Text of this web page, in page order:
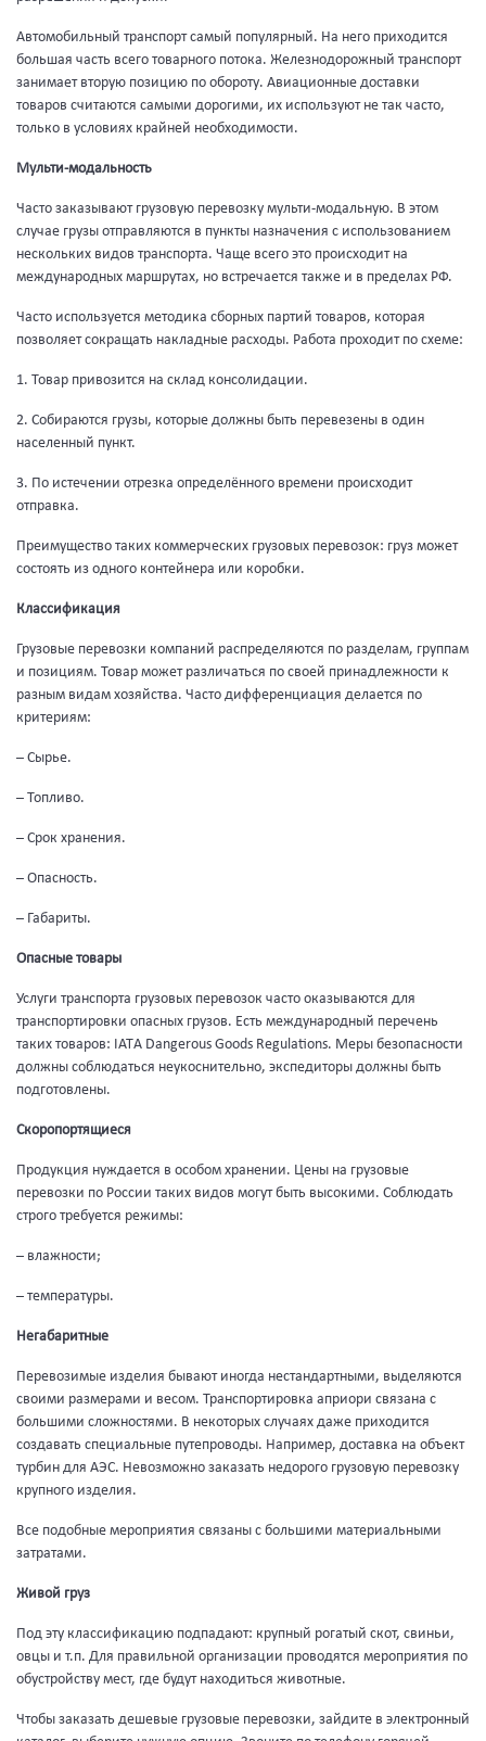
Автомобильный транспорт самый популярный. На него приходится
большая часть всего товарного потока. Железнодорожный транспорт
занимает вторую позицию по обороту. Авиационные доставки
товаров считаются самыми дорогими, их используют не так часто,
только в условиях крайней необходимости.
Мульти-модальность
Часто заказывают грузовую перевозку мульти-модальную. В этом
случае грузы отправляются в пункты назначения с использованием
нескольких видов транспорта. Чаще всего это происходит на
международных маршрутах, но встречается также и в пределах РФ.
Часто используется методика сборных партий товаров, которая
позволяет сокращать накладные расходы. Работа проходит по схеме:
1. Товар привозится на склад консолидации.
2. Собираются грузы, которые должны быть перевезены в один
населенный пункт.
3. По истечении отрезка определённого времени происходит
отправка.
Преимущество таких коммерческих грузовых перевозок: груз может
состоять из одного контейнера или коробки.
Классификация
Грузовые перевозки компаний распределяются по разделам, группам
и позициям. Товар может различаться по своей принадлежности к
разным видам хозяйства. Часто дифференциация делается по
критериям:
– Сырье.
– Топливо.
– Срок хранения.
– Опасность.
– Габариты.
Опасные товары
Услуги транспорта грузовых перевозок часто оказываются для
транспортировки опасных грузов. Есть международный перечень
таких товаров: IATА Dangerous Goods Regulations. Меры безопасности
должны соблюдаться неукоснительно, экспедиторы должны быть
подготовлены.
Скоропортящиеся
Продукция нуждается в особом хранении. Цены на грузовые
перевозки по России таких видов могут быть высокими. Соблюдать
строго требуется режимы:
– влажности;
– температуры.
Негабаритные
Перевозимые изделия бывают иногда нестандартными, выделяются
своими размерами и весом. Транспортировка априори связана с
большими сложностями. В некоторых случаях даже приходится
создавать специальные путепроводы. Например, доставка на объект
турбин для АЭС. Невозможно заказать недорого грузовую перевозку
крупного изделия.
Все подобные мероприятия связаны с большими материальными
затратами.
Живой груз
Под эту классификацию подпадают: крупный рогатый скот, свиньи,
овцы и т.п. Для правильной организации проводятся мероприятия по
обустройству мест, где будут находиться животные.
Чтобы заказать дешевые грузовые перевозки, зайдите в электронный